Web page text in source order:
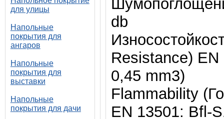
для улицы
Напольные
покрытия для
ангаров
Напольные
покрытия для
выставки
Напольные
покрытия для дачи
db
Resistance)
0,45 mm3)
Flammability
EN 13501: Bfl-